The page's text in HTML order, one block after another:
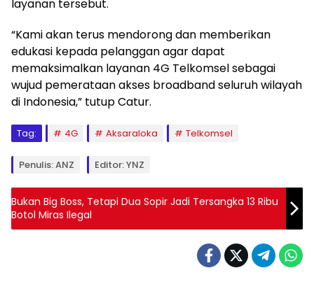
layanan tersebut.
“Kami akan terus mendorong dan memberikan
edukasi kepada pelanggan agar dapat
memaksimalkan layanan 4G Telkomsel sebagai
wujud pemerataan akses broadband seluruh wilayah
di Indonesia,” tutup Catur.
Tag: 4G Aksaraloka Telkomsel
Penulis: ANZ Editor: YNZ
Bukan Big Boss, Tetapi Dua Sopir Jadi Tersangka 13 Ribu
Botol Miras Ilegal